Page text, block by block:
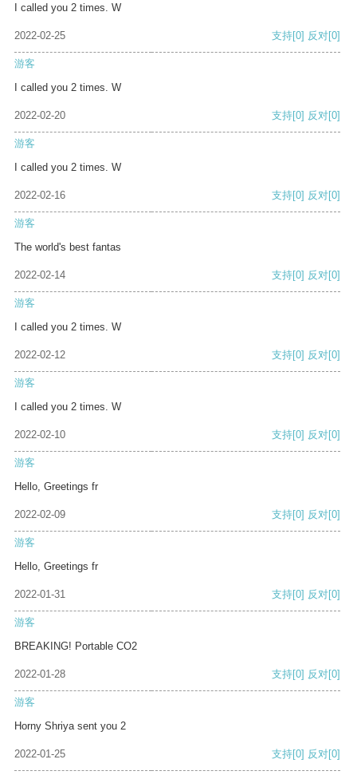
I called you 2 times. W
2022-02-25 支持[0] 反对[0]
游客
I called you 2 times. W
2022-02-20 支持[0] 反对[0]
游客
I called you 2 times. W
2022-02-16 支持[0] 反对[0]
游客
The world's best fantas
2022-02-14 支持[0] 反对[0]
游客
I called you 2 times. W
2022-02-12 支持[0] 反对[0]
游客
I called you 2 times. W
2022-02-10 支持[0] 反对[0]
游客
Hello, Greetings fr
2022-02-09 支持[0] 反对[0]
游客
Hello, Greetings fr
2022-01-31 支持[0] 反对[0]
游客
BREAKING! Portable CO2
2022-01-28 支持[0] 反对[0]
游客
Horny Shriya sent you 2
2022-01-25 支持[0] 反对[0]